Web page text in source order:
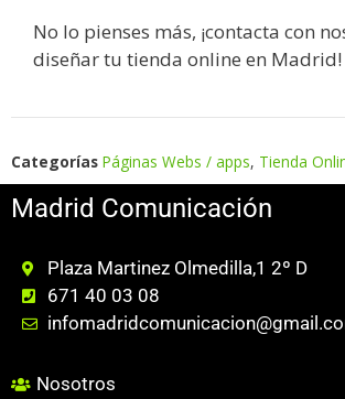
No lo pienses más, ¡contacta con
diseñar tu tienda online en Madrid!
Categorías Páginas Webs / apps, Tienda
Madrid Comunicación
Plaza Martinez Olmedilla,1 2º D
671 40 03 08
Nosotros